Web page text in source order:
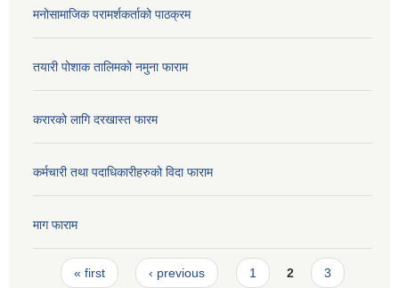
मनोसामाजिक परामर्शकर्ताको पाठक्रम
तयारी पोशाक तालिमको नमुना फाराम
करारको लागि दरखास्त फारम
कर्मचारी तथा पदाधिकारीहरुको विदा फाराम
माग फाराम
Pages
« first ‹ previous 1 2 3